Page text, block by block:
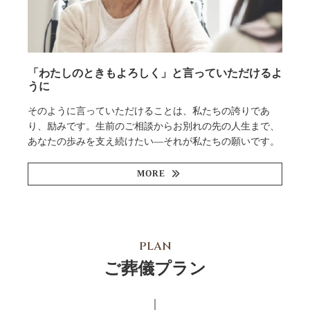
「わたしのときもよろしく」と言っていただけるよ
うに
そのように言っていただけることは、私たちの誇りであ
り、励みです。生前のご相談からお別れの先の人生まで、
あなたの歩みを支え続けたい—それが私たちの願いです。
MORE
PLAN
ご葬儀プラン